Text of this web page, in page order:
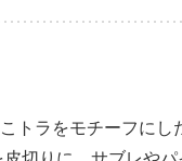
トラをモチーフに